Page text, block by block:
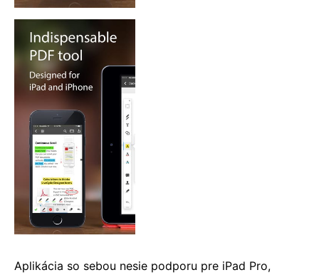
Aplikácia so sebou nesie podporu pre iPad Pro,